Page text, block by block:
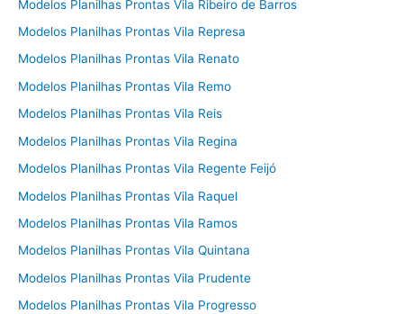
Modelos Planilhas Prontas Vila Ribeiro de Barros
Modelos Planilhas Prontas Vila Represa
Modelos Planilhas Prontas Vila Renato
Modelos Planilhas Prontas Vila Remo
Modelos Planilhas Prontas Vila Reis
Modelos Planilhas Prontas Vila Regina
Modelos Planilhas Prontas Vila Regente Feijó
Modelos Planilhas Prontas Vila Raquel
Modelos Planilhas Prontas Vila Ramos
Modelos Planilhas Prontas Vila Quintana
Modelos Planilhas Prontas Vila Prudente
Modelos Planilhas Prontas Vila Progresso